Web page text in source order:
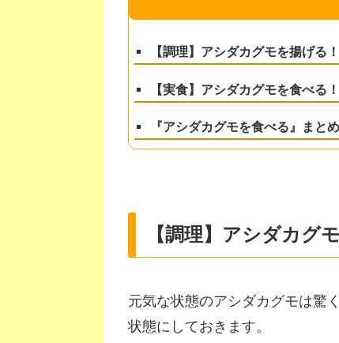
【調理】アシダカグモを揚げる！
【実食】アシダカグモを食べる！
『アシダカグモを食べる』まとめ
【調理】アシダカグ
元気な状態のアシダカグモは驚
状態にしておきます。